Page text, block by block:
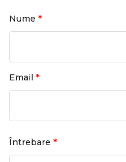
Nume *
Email *
Întrebare *